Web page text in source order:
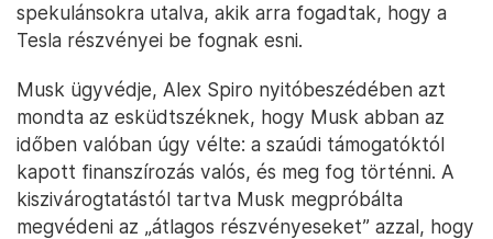
spekulánsokra utalva, akik arra fogadtak, hogy a
Tesla részvényei be fognak esni.
Musk ügyvédje, Alex Spiro nyitóbeszédében azt
mondta az esküdtszéknek, hogy Musk abban az
időben valóban úgy vélte: a szaúdi támogatóktól
kapott finanszírozás valós, és meg fog történni. A
kiszivárogtatástól tartva Musk megpróbálta
megvédeni az „átlagos részvényeseket” azzal, hogy